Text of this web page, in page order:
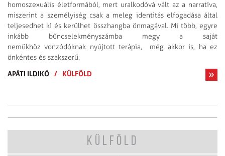
homoszexuális életformából, mert uralkodóvá vált az a narratíva,
miszerint a személyiség csak a meleg identitás elfogadása által
teljesedhet ki és kerülhet összhangba önmagával. Mi több, egyre
inkább bűncselekményszámba megy a saját
nemükhöz vonzódóknak nyújtott terápia, még akkor is, ha ez
önkéntes és szakszerű.
APÁTI ILDIKÓ / KÜLFÖLD
KÜLFÖLD